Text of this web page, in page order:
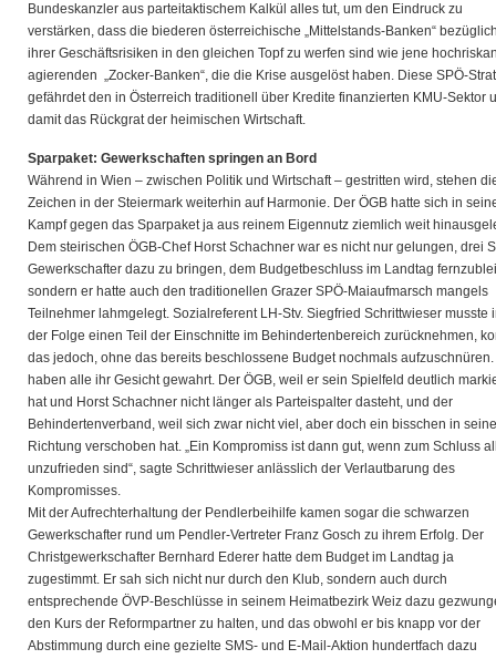
Bundeskanzler aus parteitaktischem Kalkül alles tut, um den Eindruck zu
verstärken, dass die biederen österreichische „Mittelstands-Banken“
ihrer Geschäftsrisiken in den gleichen Topf zu werfen sind wie jene
agierenden „Zocker-Banken“, die die Krise ausgelöst haben. Diese SPÖ-
gefährdet den in Österreich traditionell über Kredite finanzierten KMU-Sektor
damit das Rückgrat der heimischen Wirtschaft.
Sparpaket: Gewerkschaften springen an Bord
Während in Wien – zwischen Politik und Wirtschaft – gestritten wird, stehen
Zeichen in der Steiermark weiterhin auf Harmonie. Der ÖGB hatte sich in
Kampf gegen das Sparpaket ja aus reinem Eigennutz ziemlich weit
Dem steirischen ÖGB-Chef Horst Schachner war es nicht nur gelungen, drei
Gewerkschafter dazu zu bringen, dem Budgetbeschluss im Landtag
sondern er hatte auch den traditionellen Grazer SPÖ-Maiaufmarsch mangels
Teilnehmer lahmgelegt. Sozialreferent LH-Stv. Siegfried Schrittwieser musste
der Folge einen Teil der Einschnitte im Behindertenbereich zurücknehmen,
das jedoch, ohne das bereits beschlossene Budget nochmals aufzuschnüren.
haben alle ihr Gesicht gewahrt. Der ÖGB, weil er sein Spielfeld deutlich
hat und Horst Schachner nicht länger als Parteispalter dasteht, und der
Behindertenverband, weil sich zwar nicht viel, aber doch ein bisschen in seine
Richtung verschoben hat. „Ein Kompromiss ist dann gut, wenn zum Schluss
unzufrieden sind“, sagte Schrittwieser anlässlich der Verlautbarung des
Kompromisses.
Mit der Aufrechterhaltung der Pendlerbeihilfe kamen sogar die schwarzen
Gewerkschafter rund um Pendler-Vertreter Franz Gosch zu ihrem Erfolg. Der
Christgewerkschafter Bernhard Ederer hatte dem Budget im Landtag ja
zugestimmt. Er sah sich nicht nur durch den Klub, sondern auch durch
entsprechende ÖVP-Beschlüsse in seinem Heimatbezirk Weiz dazu
den Kurs der Reformpartner zu halten, und das obwohl er bis knapp vor der
Abstimmung durch eine gezielte SMS- und E-Mail-Aktion hundertfach dazu